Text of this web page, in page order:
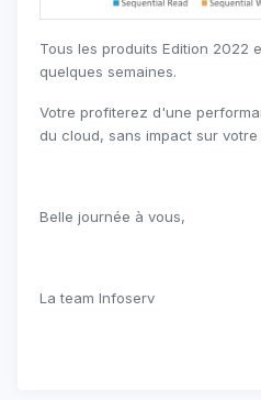
Tous les produits Edition 2022
quelques semaines.
Votre profiterez d'une
du cloud, sans impact sur
Belle journée à vous,
La team Infoserv